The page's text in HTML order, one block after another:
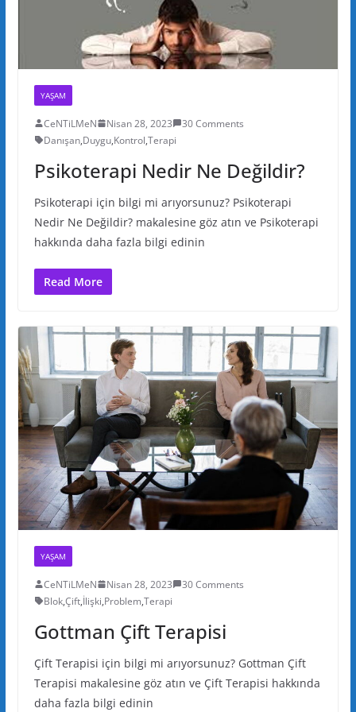
YAŞAM
CeNTiLMeN Nisan 28, 2023
30 Comments
Danışan,Duygu,Kontrol,Terapi
Psikoterapi Nedir Ne Değildir?
Psikoterapi için bilgi mi arıyorsunuz? Psikoterapi
Nedir Ne Değildir? makalesine göz atın ve Psikoterapi
hakkında daha fazla bilgi edinin
Read More
YAŞAM
CeNTiLMeN Nisan 28, 2023
30 Comments
Blok,Çift,İlişki,Problem,Terapi
Gottman Çift Terapisi
Çift Terapisi için bilgi mi arıyorsunuz? Gottman Çift
Terapisi makalesine göz atın ve Çift Terapisi hakkında
daha fazla bilgi edinin